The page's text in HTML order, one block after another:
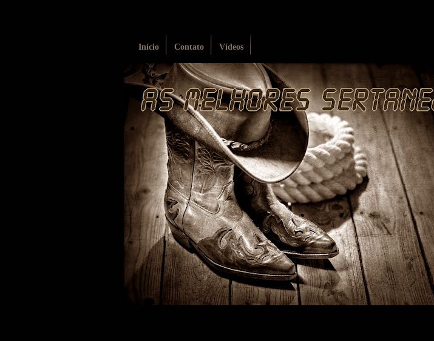
Início Contato Vídeos